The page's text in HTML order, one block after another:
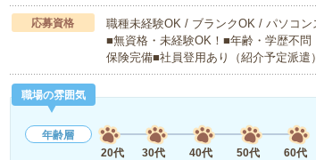
応募資格
職種未経験OK / ブランクOK / パソコ
■無資格・未経験OK！■年齢・学歴不
保険完備■社員登用あり（紹介予定派
職場の雰囲気
年齢層
20代
30代 40代 50代 60代